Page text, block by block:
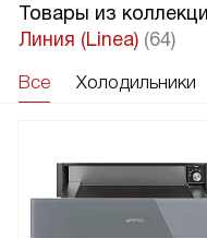
Товары из
Линия (Linea) (64)
Все Холодильники